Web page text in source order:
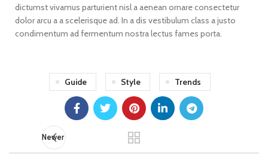
dictumst vivamus parturient nisl a aenean ornare consectetur
dolor arcu a a scelerisque ad. In a dis vestibulum class a justo
condimentum ad fermentum nostra lectus fames porta.
Guide Style Trends
Newer